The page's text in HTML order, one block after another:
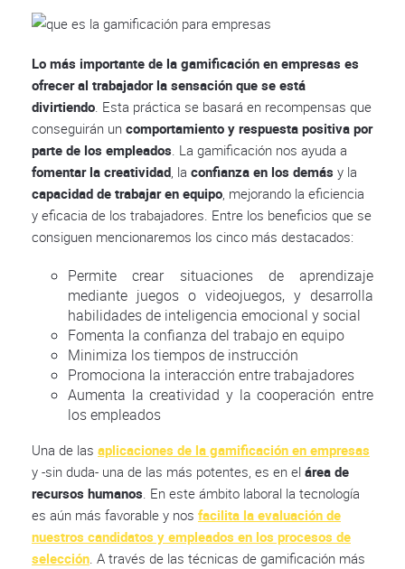
Lo más importante de la gamificación en empresas es
ofrecer al trabajador la sensación que se está
divirtiendo . Esta práctica se basará en recompensas que
conseguirán un comportamiento y respuesta positiva por
parte de los empleados . La gamificación nos ayuda a
fomentar la creatividad , la confianza en los demás y la
capacidad de trabajar en equipo , mejorando la eficiencia
y eficacia de los trabajadores. Entre los beneficios que se
consiguen mencionaremos los cinco más destacados:
Permite crear situaciones de aprendizaje
mediante juegos o videojuegos, y desarrolla
habilidades de inteligencia emocional y social
Fomenta la confianza del trabajo en equipo
Minimiza los tiempos de instrucción
Promociona la interacción entre trabajadores
Aumenta la creatividad y la cooperación entre
los empleados
Una de las aplicaciones de la gamificación en empresas
y -sin duda- una de las más potentes, es en el área de
recursos humanos . En este ámbito laboral la tecnología
es aún más favorable y nos facilita la evaluación de
nuestros candidatos y empleados en los procesos de
selección . A través de las técnicas de gamificación más